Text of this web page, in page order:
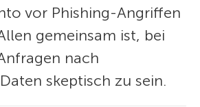
vor Phishing-Angriffen
gemeinsam ist, bei
nach
skeptisch zu sein.